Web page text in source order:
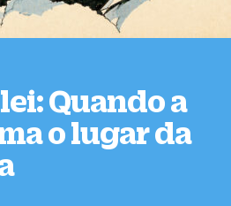
Quando a
o lugar da